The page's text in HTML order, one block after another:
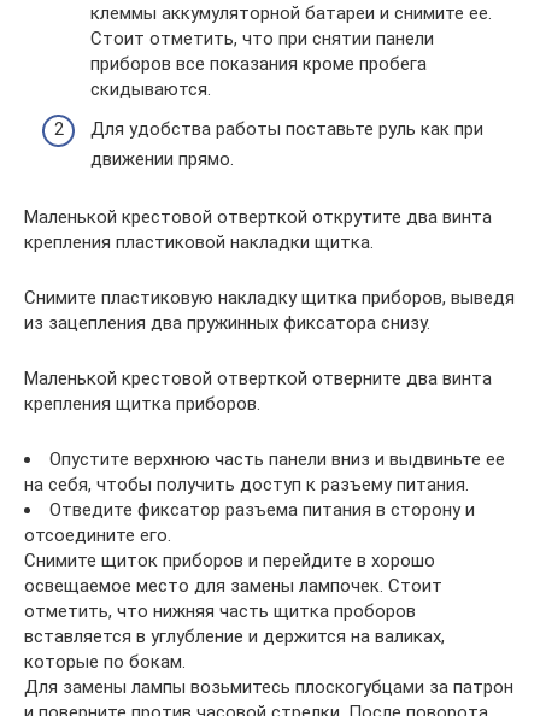
клеммы аккумуляторной батареи и снимите ее.
Стоит отметить, что при снятии панели
приборов все показания кроме пробега
скидываются.
Для удобства работы поставьте руль как при
движении прямо.
Маленькой крестовой отверткой открутите два винта
крепления пластиковой накладки щитка.
Снимите пластиковую накладку щитка приборов, выведя
из зацепления два пружинных фиксатора снизу.
Маленькой крестовой отверткой отверните два винта
крепления щитка приборов.
Опустите верхнюю часть панели вниз и выдвиньте ее
на себя, чтобы получить доступ к разъему питания.
Отведите фиксатор разъема питания в сторону и
отсоедините его.
Снимите щиток приборов и перейдите в хорошо
освещаемое место для замены лампочек. Стоит
отметить, что нижняя часть щитка проборов
вставляется в углубление и держится на валиках,
которые по бокам.
Для замены лампы возьмитесь плоскогубцами за патрон